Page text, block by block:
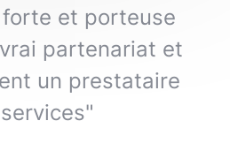
et porteuse
partenariat et
un prestataire